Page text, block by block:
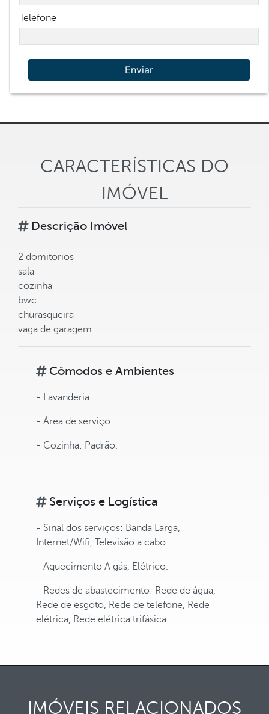
Telefone
Enviar
CARACTERÍSTICAS DO
IMÓVEL
Descrição Imóvel
2 domitorios
sala
cozinha
bwc
churasqueira
vaga de garagem
Cômodos e Ambientes
- Lavanderia
- Área de serviço
- Cozinha: Padrão.
Serviços e Logística
- Sinal dos serviços: Banda Larga,
Internet/Wifi, Televisão a cabo.
- Aquecimento A gás, Elétrico.
- Redes de abastecimento: Rede de água,
Rede de esgoto, Rede de telefone, Rede
elétrica, Rede elétrica trifásica.
IMÓVEIS RELACIONADOS